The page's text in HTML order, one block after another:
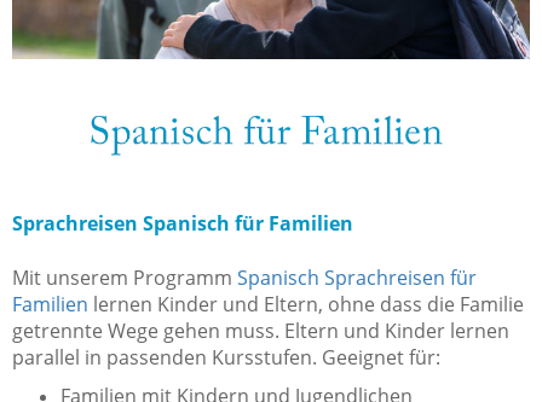
Sprachreisen Spanisch für Familien
Mit unserem Programm Spanisch Sprachreisen für
Familien lernen Kinder und Eltern, ohne dass die Familie
getrennte Wege gehen muss. Eltern und Kinder lernen
parallel in passenden Kursstufen. Geeignet für:
Familien mit Kindern und Jugendlichen